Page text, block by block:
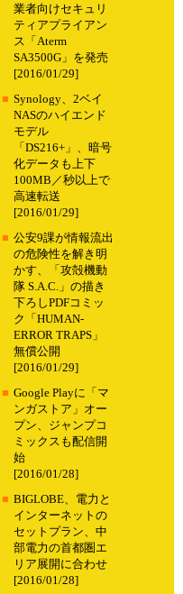
業者向けセキュリ
ティアプライアン
ス「Aterm
SA3500G」を発売
[2016/01/29]
■ Synology、2ベイ
NASのハイエンド
モデル
「DS216+」、暗号
化データも上下
100MB／秒以上で
高速転送
[2016/01/29]
■ 公安9課が情報流出
の危険性を解き明
かす、「攻殻機動
隊 S.A.C.」の描き
下ろしPDFコミッ
ク「HUMAN-
ERROR TRAPS」
無償公開
[2016/01/29]
■ Google Playに「マ
ンガストア」オー
プン、ジャンプコ
ミックスも配信開
始
[2016/01/28]
■ BIGLOBE、電力と
インターネットの
セットプラン、中
部電力の首都圏エ
リア展開に合わせ
[2016/01/28]